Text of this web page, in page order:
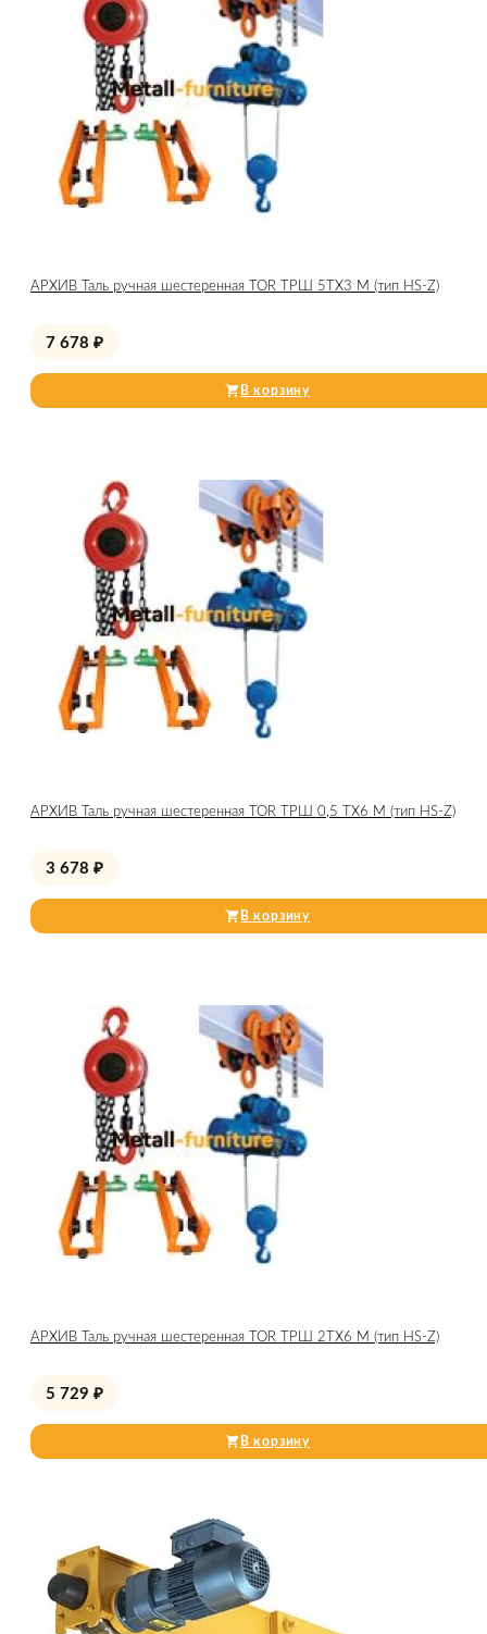
АРХИВ Таль ручная шестеренная TOR ТРШ 5ТХ3 М (тип HS-Z)
7 678 ₽
В корзину
АРХИВ Таль ручная шестеренная TOR ТРШ 0,5 ТХ6 М (тип HS-Z)
3 678 ₽
В корзину
АРХИВ Таль ручная шестеренная TOR ТРШ 2ТХ6 М (тип HS-Z)
5 729 ₽
В корзину